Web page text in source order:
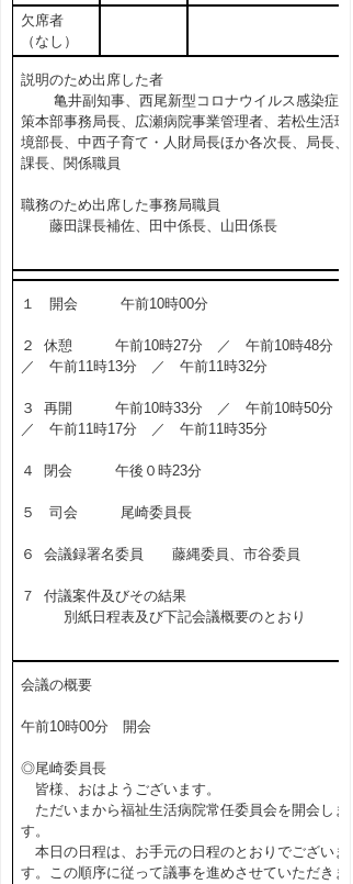
欠席者
（なし）
説明のため出席した者
亀井副知事、西尾新型コロナウイルス感染症対
策本部事務局長、広瀬病院事業管理者、若松生活環
境部長、中西子育て・人財局長ほか各次長、局長、
課長、関係職員
職務のため出席した事務局職員
藤田課長補佐、田中係長、山田係長
１ 開会 午前10時00分
２ 休憩 午前10時27分 ／ 午前10時48分
／ 午前11時13分 ／ 午前11時32分
３ 再開 午前10時33分 ／ 午前10時50分
／ 午前11時17分 ／ 午前11時35分
４ 閉会 午後０時23分
５ 司会 尾崎委員長
６ 会議録署名委員 藤縄委員、市谷委員
７ 付議案件及びその結果
別紙日程表及び下記会議概要のとおり
会議の概要
午前10時00分 開会
◎尾崎委員長
皆様、おはようございます。
ただいまから福祉生活病院常任委員会を開会しま
す。
本日の日程は、お手元の日程のとおりでございま
す。この順序に従って議事を進めさせていただきま